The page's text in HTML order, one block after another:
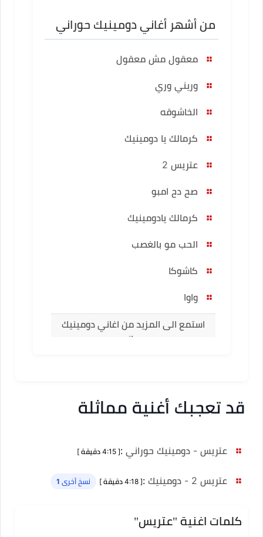
من أشهر أغاني دومينيك حوراني
معقول مش معقول
وريني وري
الخاشوقه
كرمالك يا دومينيك
عتريس 2
صح دح امبو
كرمالك يادومينيك
الحب مو بالغصب
كاشوكا
واوا
استمع الى المزيد من اغاني دومينيك
حوراني
قد تعجبك أغنية مماثلة
عتريس - دومينيك حوراني :[ 4:15 دقيقة ]
عتريس 2 - دومينيك :[ 4:18 دقيقة ] نسخ أخرى 1
كلمات اغنية "عتريس"